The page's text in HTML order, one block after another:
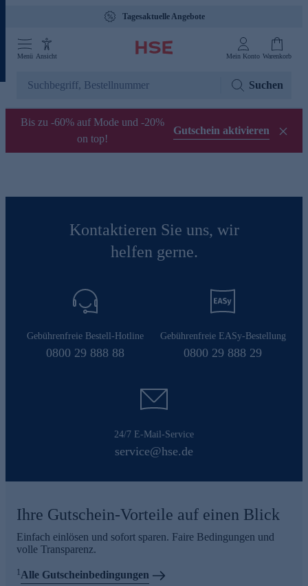
Tagesaktuelle Angebote
Menü Ansicht Mein Konto Warenkorb
Suchen
Bis zu -60% auf Mode und -20%
on top!
Gutschein aktivieren
Kontaktieren Sie uns, wir
helfen gerne.
Gebührenfreie Bestell-Hotline
0800 29 888 88
Gebührenfreie EASy-Bestellung
0800 29 888 29
24/7 E-Mail-Service
service@hse.de
Ihre Gutschein-Vorteile auf einen Blick
Einfach einlösen und sofort sparen. Faire Bedingungen und
volle Transparenz.
1Alle Gutscheinbedingungen